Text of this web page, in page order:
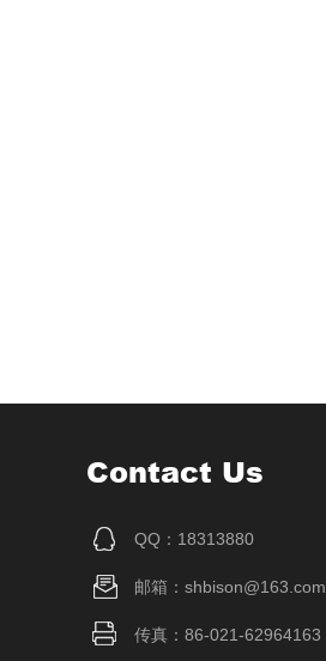
Contact Us
QQ：18313880
邮箱：shbison@163.com
传真：86-021-62964163